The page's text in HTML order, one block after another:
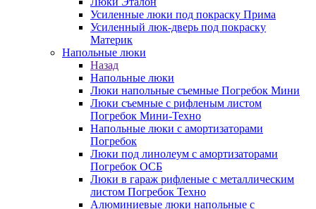
Усиленные люки под покраску Прима
Усиленный люк-дверь под покраску
Материк
Напольные люки
Назад
Напольные люки
Люки напольные съемные Погребок Мини
Люки съемные с рифленым листом
Погребок Мини-Техно
Напольные люки с амортизаторами
Погребок
Люки под линолеум с амортизаторами
Погребок ОСБ
Люки в гараж рифленые с металлическим
листом Погребок Техно
Алюминиевые люки напольные с